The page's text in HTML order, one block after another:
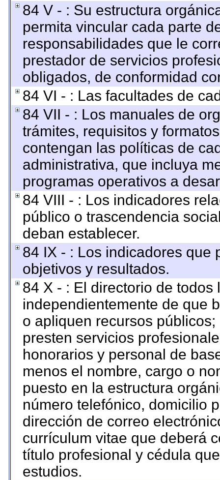
84 V - : Su estructura
permita vincular cada parte
responsabilidades que le
prestador de servicios
obligados, de conformidad
84 VI - : Las facultades de
84 VII - : Los manuales de
trámites, requisitos y
contengan las políticas de
administrativa, que incluya
programas operativos a
84 VIII - : Los indicadores
público o trascendencia
deban establecer.
84 IX - : Los indicadores que
objetivos y resultados.
84 X - : El directorio de
independientemente de que
o apliquen recursos
presten servicios
honorarios y personal de
menos el nombre, cargo o
puesto en la estructura
número telefónico, domicilio
dirección de correo
currículum vitae que deberá
título profesional y cédula
estudios.